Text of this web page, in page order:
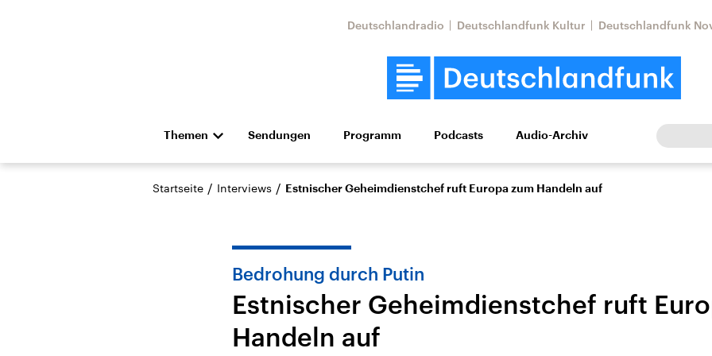
Deutschlandradio Deutschlandfunk Kultur Deutschlandfunk
Themen
Die Nachrichten Politik Wirtschaft Wissen Kultur Europa
Hörspiel und Feature Musik
Landtagswahl Sachsen-
Anhalt 2026
USA
Aktuelle Beiträge,
Sendungen Programm Podcasts Audio-Archiv
Startseite / Interviews / Estnischer Geheimdienstchef ruft Europa zum Handeln auf
Bedrohung durch Putin
Estnischer Geheimdienstchef ruft
Handeln auf